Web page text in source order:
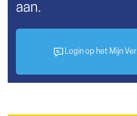
aan.
Login op het Mijn